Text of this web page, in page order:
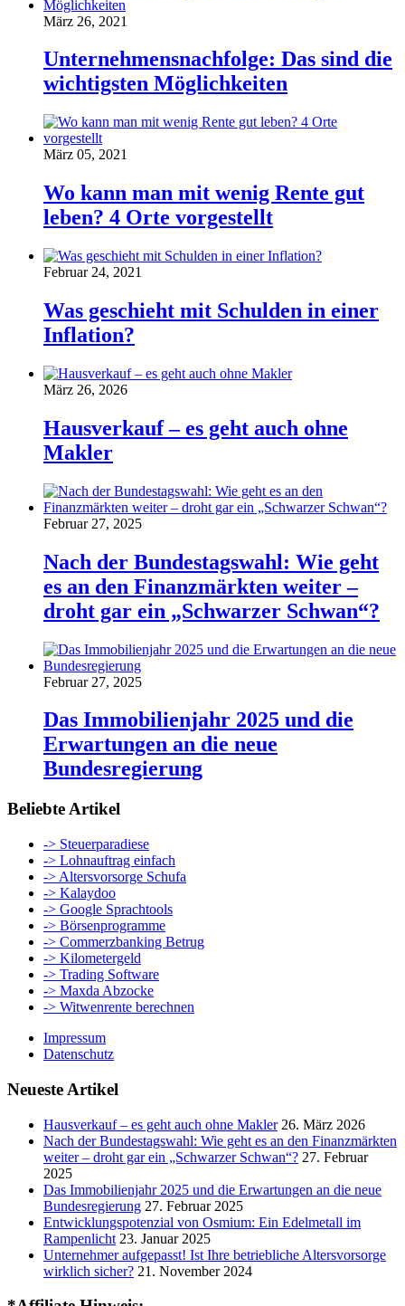
März 26, 2021
Unternehmensnachfolge: Das sind die
wichtigsten Möglichkeiten
März 05, 2021
Wo kann man mit wenig Rente gut
leben? 4 Orte vorgestellt
Februar 24, 2021
Was geschieht mit Schulden in einer
Inflation?
März 26, 2026
Hausverkauf – es geht auch ohne
Makler
Februar 27, 2025
Nach der Bundestagswahl: Wie geht
es an den Finanzmärkten weiter –
droht gar ein „Schwarzer Schwan“?
Februar 27, 2025
Das Immobilienjahr 2025 und die
Erwartungen an die neue
Bundesregierung
Beliebte Artikel
-> Steuerparadiese
-> Lohnauftrag einfach
-> Altersvorsorge Schufa
-> Kalaydoo
-> Google Sprachtools
-> Börsenprogramme
-> Commerzbanking Betrug
-> Kilometergeld
-> Trading Software
-> Maxda Abzocke
-> Witwenrente berechnen
Impressum
Datenschutz
Neueste Artikel
Hausverkauf – es geht auch ohne Makler 26. März 2026
Nach der Bundestagswahl: Wie geht es an den Finanzmärkten
weiter – droht gar ein „Schwarzer Schwan“? 27. Februar
2025
Das Immobilienjahr 2025 und die Erwartungen an die neue
Bundesregierung 27. Februar 2025
Entwicklungspotenzial von Osmium: Ein Edelmetall im
Rampenlicht 23. Januar 2025
Unternehmer aufgepasst! Ist Ihre betriebliche Altersvorsorge
wirklich sicher? 21. November 2024